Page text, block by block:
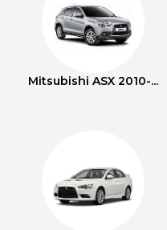
Mitsubishi ASX 2010-...